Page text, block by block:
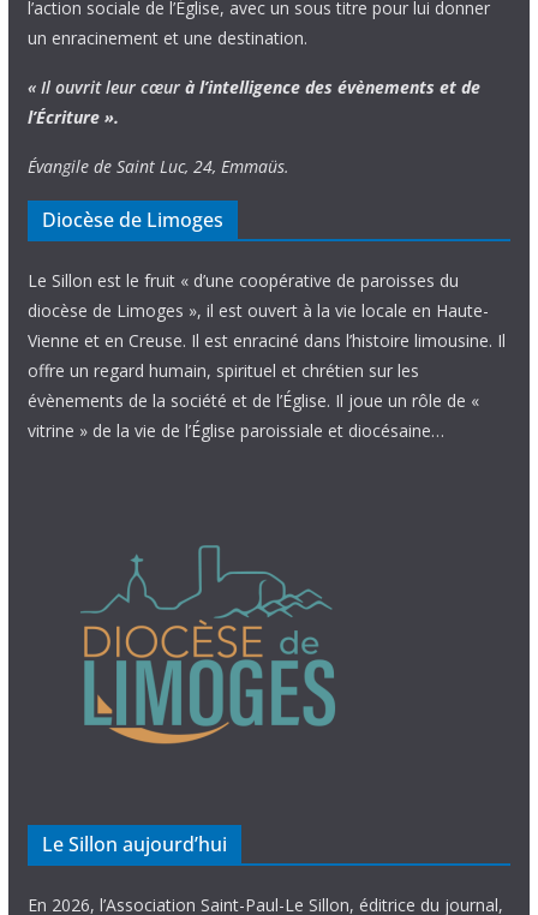
l’action sociale de l’Église, avec un sous titre pour lui donner
un enracinement et une destination.
« Il ouvrit leur cœur à l’intelligence des évènements et de
l’Écriture ».
Évangile de Saint Luc, 24, Emmaüs.
Diocèse de Limoges
Le Sillon est le fruit « d’une coopérative de paroisses du
diocèse de Limoges », il est ouvert à la vie locale en Haute-
Vienne et en Creuse. Il est enraciné dans l’histoire limousine. Il
offre un regard humain, spirituel et chrétien sur les
évènements de la société et de l’Église. Il joue un rôle de «
vitrine » de la vie de l’Église paroissiale et diocésaine…
Le Sillon aujourd’hui
En 2026, l’Association Saint-Paul-Le Sillon, éditrice du journal,